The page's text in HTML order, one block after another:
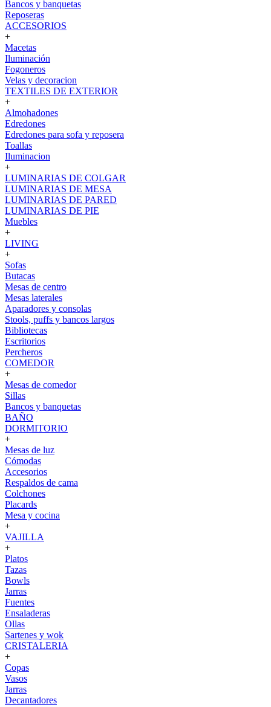
Bancos y banquetas
Reposeras
ACCESORIOS
+
Macetas
Iluminación
Fogoneros
Velas y decoracion
TEXTILES DE EXTERIOR
+
Almohadones
Edredones
Edredones para sofa y reposera
Toallas
Iluminacion
+
LUMINARIAS DE COLGAR
LUMINARIAS DE MESA
LUMINARIAS DE PARED
LUMINARIAS DE PIE
Muebles
+
LIVING
+
Sofas
Butacas
Mesas de centro
Mesas laterales
Aparadores y consolas
Stools, puffs y bancos largos
Bibliotecas
Escritorios
Percheros
COMEDOR
+
Mesas de comedor
Sillas
Bancos y banquetas
BAÑO
DORMITORIO
+
Mesas de luz
Cómodas
Accesorios
Respaldos de cama
Colchones
Placards
Mesa y cocina
+
VAJILLA
+
Platos
Tazas
Bowls
Jarras
Fuentes
Ensaladeras
Ollas
Sartenes y wok
CRISTALERIA
+
Copas
Vasos
Jarras
Decantadores